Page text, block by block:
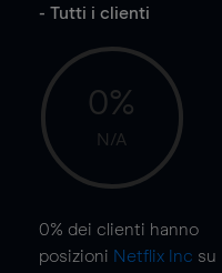
- Tutti i clienti
0%
N/A
0% dei clienti hanno
posizioni Netflix Inc su